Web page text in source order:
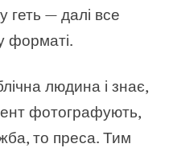
геть — далі все
форматі.
людина і знає,
фотографують,
то преса. Тим